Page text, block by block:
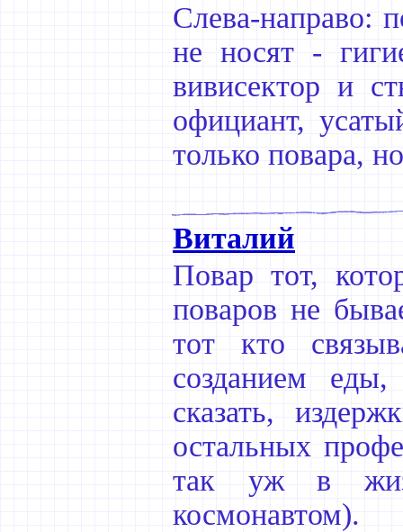
Слева-направо:
не носят -
вивисектор и
официант,
только повара,
Виталий
Повар тот,
поваров не
тот кто
созданием
сказать,
остальных
так уж в
космонавтом).